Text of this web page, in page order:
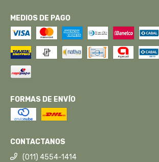
MEDIOS DE PAGO
FORMAS DE ENVÍO
CONTACTANOS
(011) 4554-1414